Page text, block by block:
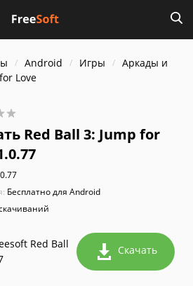
Android Игры
Аркады и
Love
Red Ball 3: Jump for
Бесплатно для Android
Red Ball
Скачать